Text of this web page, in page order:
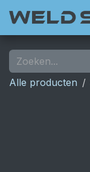
Alle producten